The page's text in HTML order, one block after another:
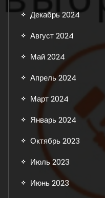
Декабрь 2024
Август 2024
Май 2024
Апрель 2024
Март 2024
Январь 2024
Октябрь 2023
Июль 2023
Июнь 2023